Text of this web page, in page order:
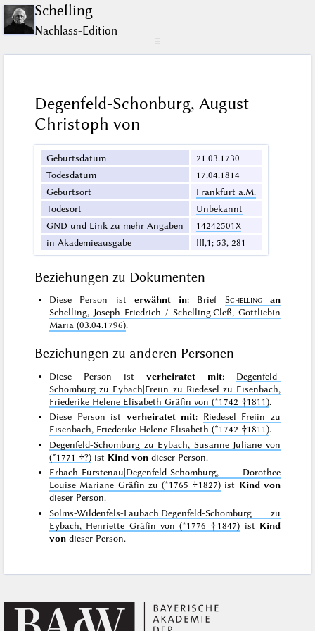
Schelling
Nachlass-Edition
☰
Degenfeld-Schonburg, August
Christoph von
Geburtsdatum
21.03.1730
Todesdatum
17.04.1814
Geburtsort
Frankfurt a.M.
Todesort
Unbekannt
GND und Link zu mehr Angaben
14242501X
in Akademieausgabe
III,1; 53, 281
Beziehungen zu Dokumenten
Diese Person ist erwähnt in: Brief Schelling
an
Schelling, Joseph Friedrich / Schelling|Cleß, Gottliebin
Maria (03.04.1796).
Beziehungen zu anderen Personen
Diese Person ist verheiratet mit: Degenfeld-
Schomburg zu Eybach|Freiin zu Riedesel zu Eisenbach,
Friederike Helene Elisabeth Gräfin von (*1742 †1811).
Diese Person ist verheiratet mit: Riedesel Freiin zu
Eisenbach, Friederike Helene Elisabeth (*1742 †1811).
Degenfeld-Schomburg zu Eybach, Susanne Juliane von
(*1771 †?) ist Kind von dieser Person.
Erbach-Fürstenau|Degenfeld-Schomburg, Dorothee
Louise Mariane Gräfin zu (*1765 †1827) ist Kind von
dieser Person.
Solms-Wildenfels-Laubach|Degenfeld-Schomburg zu
Eybach, Henriette Gräfin von (*1776 †1847) ist Kind
von dieser Person.